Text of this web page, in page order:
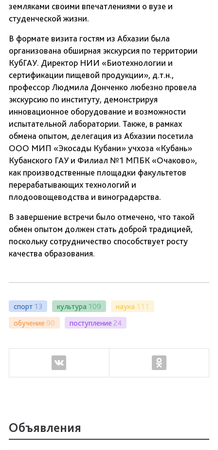
земляками своими впечатлениями о вузе и
студенческой жизни.
В формате визита гостям из Абхазии была
организована обширная экскурсия по территории
КубГАУ. Директор НИИ «Биотехнологии и
сертификации пищевой продукции», д.т.н.,
профессор Людмила Донченко любезно провела
экскурсию по институту, демонстрируя
инновационное оборудование и возможности
испытательной лаборатории. Также, в рамках
обмена опытом, делегация из Абхазии посетила
ООО МИП «Экосады Кубани» учхоза «Кубань»
Кубанского ГАУ и Филиал №1 МПБК «Очаково»,
как производственные площадки факультетов
перерабатывающих технологий и
плодоовощеводства и виноградарства.
В завершение встречи было отмечено, что такой
обмен опытом должен стать доброй традицией,
поскольку сотрудничество способствует росту
качества образования.
спорт 13 культура 109 наука 111
обучение 90 поступление 24
Объявления